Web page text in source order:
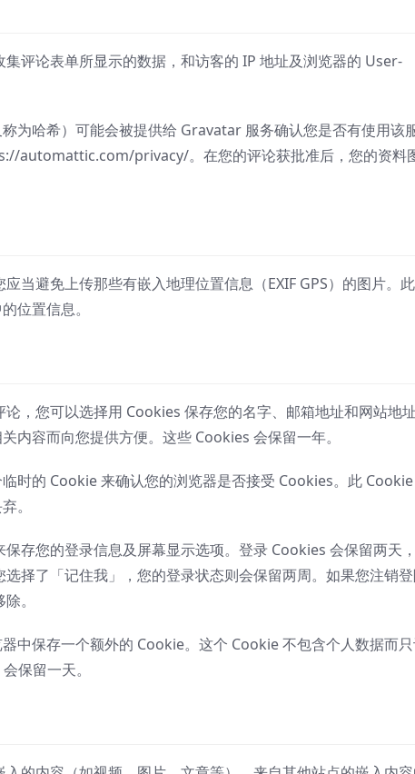
评论表单所显示的数据，和访客的 IP 地址及浏览器的 User-
为哈希）可能会被提供给 Gravatar 服务确认您是否有使用该
automattic.com/privacy/。在您的评论获批准后，您的资料
当避免上传那些有嵌入地理位置信息（EXIF GPS）的图片。
位置信息。
，您可以选择用 Cookies 保存您的名字、邮箱地址和网站地址
内容而向您提供方便。这些 Cookies 会保留一年。
时的 Cookie 来确认您的浏览器是否接受 Cookies。此
。
存您的登录信息及屏幕显示选项。登录 Cookies 会保留两天
择了「记住我」，您的登录状态则会保留两周。如果您注销
。
中保存一个额外的 Cookie。这个 Cookie 不包含个人数据而
保留一天。